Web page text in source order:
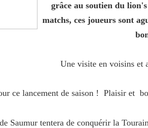
grâce au soutien du
matchs, ces joueurs sont
Une visite en voisins et
ce lancement de saison ! Plaisir et
Saumur tentera de conquérir la